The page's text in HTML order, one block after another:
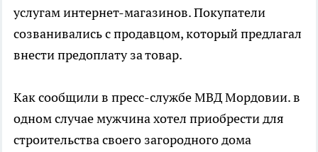
услугам интернет-магазинов. Покупатели
созванивались с продавцом, который предлагал
внести предоплату за товар.
Как сообщили в пресс-службе МВД Мордовии. в
одном случае мужчина хотел приобрести для
строительства своего загородного дома